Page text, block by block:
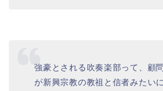
強豪とされる吹奏楽部って、顧
が新興宗教の教祖と信者みたい